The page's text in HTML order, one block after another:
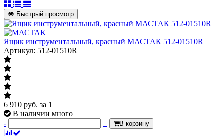
Быстрый просмотр
Ящик инструментальный, красный МАСТАК 512-01510R
Артикул: 512-01510R
6 910 руб. за 1
В наличии много
-
+ В корзину